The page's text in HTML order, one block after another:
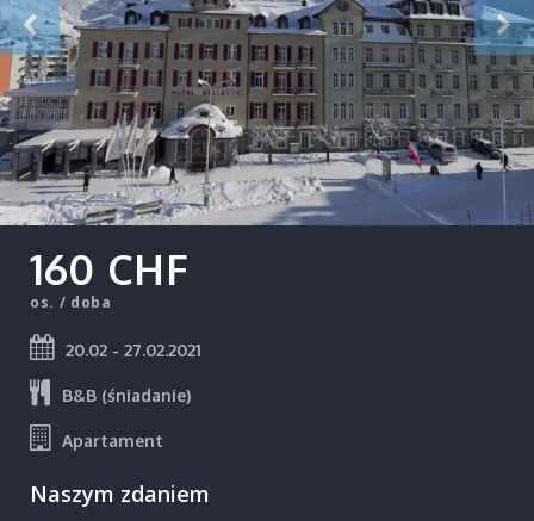
160 CHF
os. / doba
20.02 - 27.02.2021
B&B (śniadanie)
Apartament
Naszym zdaniem